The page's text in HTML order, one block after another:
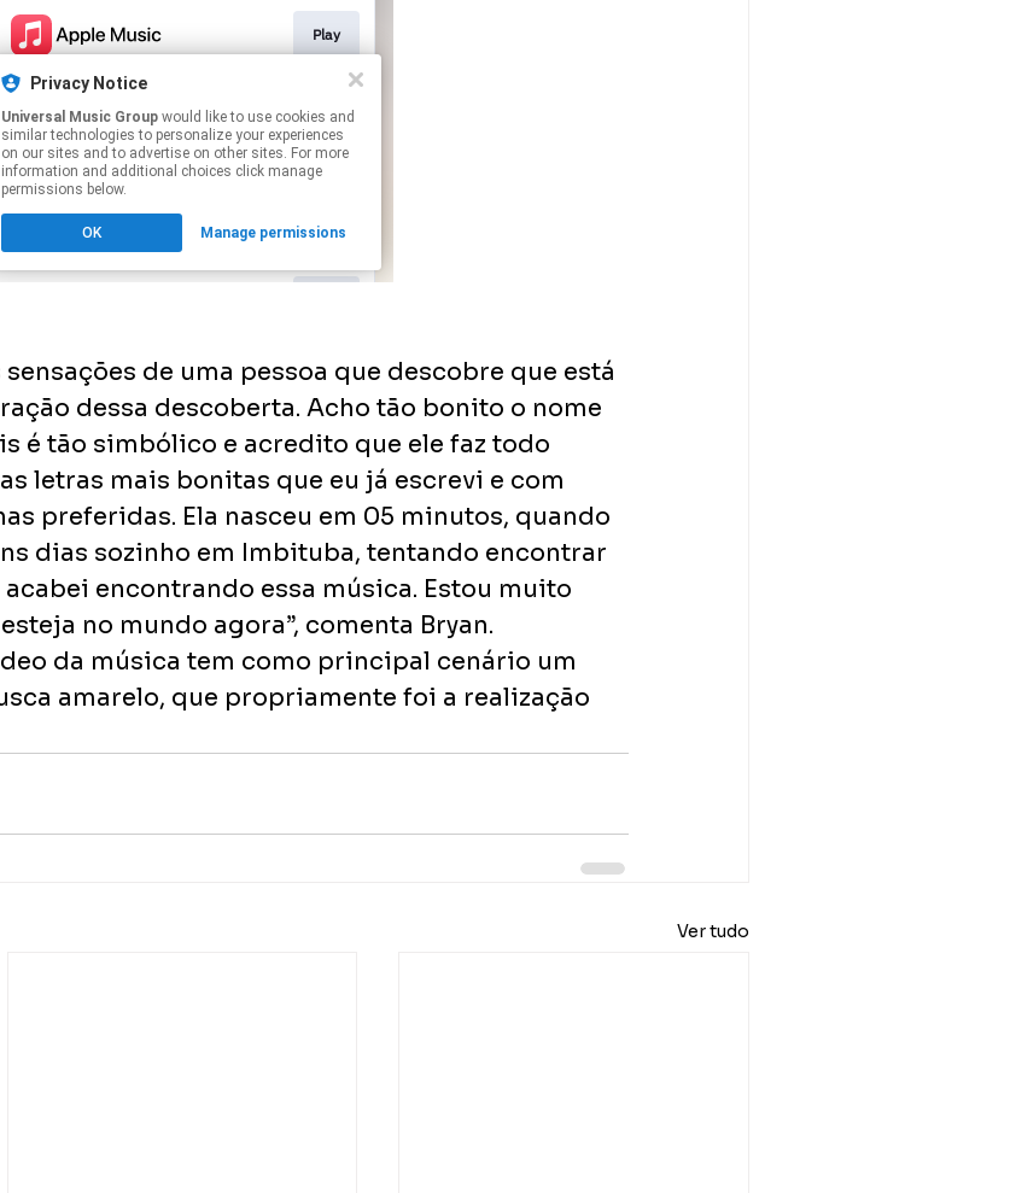
sensações de uma pessoa que descobre que está
dessa descoberta. Acho tão bonito o nome
é tão simbólico e acredito que ele faz todo
letras mais bonitas que eu já escrevi e com
preferidas. Ela nasceu em 05 minutos, quando
dias sozinho em Imbituba, tentando encontrar
encontrando essa música. Estou muito
no mundo agora”, comenta Bryan.
da música tem como principal cenário um
amarelo, que propriamente foi a realização
Ver tudo